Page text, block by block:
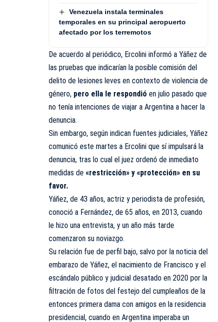
Venezuela instala terminales
temporales en su principal aeropuerto
afectado por los terremotos
De acuerdo al periódico, Ercolini informó a Yáñez de
las pruebas que indicarían la posible comisión del
delito de lesiones leves en contexto de violencia de
género, pero ella le respondió en julio pasado que
no tenía intenciones de viajar a Argentina a hacer la
denuncia.
Sin embargo, según indican fuentes judiciales, Yáñez
comunicó este martes a Ercolini que sí impulsará la
denuncia, tras lo cual el juez ordenó de inmediato
medidas de «restricción» y «protección» en su
favor.
Yáñez, de 43 años, actriz y periodista de profesión,
conoció a Fernández, de 65 años, en 2013, cuando
le hizo una entrevista, y un año más tarde
comenzaron su noviazgo.
Su relación fue de perfil bajo, salvo por la noticia del
embarazo de Yáñez, el nacimiento de Francisco y el
escándalo público y judicial desatado en 2020 por la
filtración de fotos del festejo del cumpleaños de la
entonces primera dama con amigos en la residencia
presidencial, cuando en Argentina imperaba un